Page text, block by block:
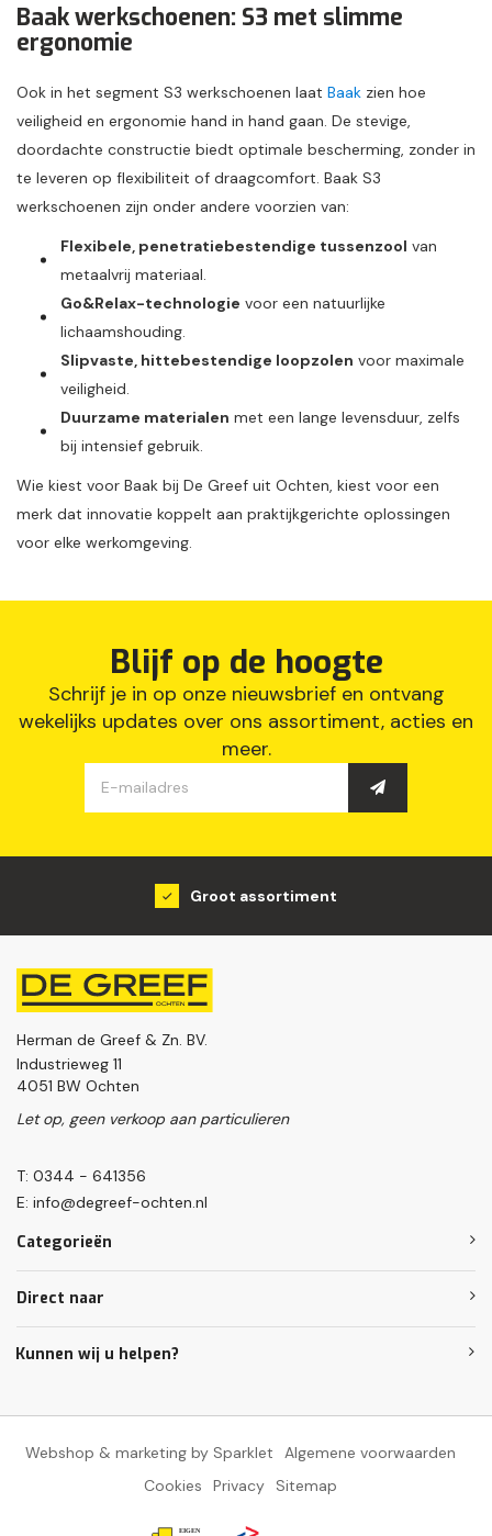
Baak werkschoenen: S3 met slimme
ergonomie
Ook in het segment S3 werkschoenen laat Baak zien hoe
veiligheid en ergonomie hand in hand gaan. De stevige,
doordachte constructie biedt optimale bescherming, zonder in
te leveren op flexibiliteit of draagcomfort. Baak S3
werkschoenen zijn onder andere voorzien van:
Flexibele, penetratiebestendige tussenzool van
metaalvrij materiaal.
Go&Relax-technologie voor een natuurlijke
lichaamshouding.
Slipvaste, hittebestendige loopzolen voor maximale
veiligheid.
Duurzame materialen met een lange levensduur, zelfs
bij intensief gebruik.
Wie kiest voor Baak bij De Greef uit Ochten, kiest voor een
merk dat innovatie koppelt aan praktijkgerichte oplossingen
voor elke werkomgeving.
Blijf op de hoogte
Schrijf je in op onze nieuwsbrief en ontvang
wekelijks updates over ons assortiment, acties en
meer.
Groot assortiment
Herman de Greef & Zn. BV.
Industrieweg 11
4051 BW Ochten
Let op, geen verkoop aan particulieren
T: 0344 - 641356
E: info@degreef-ochten.nl
Categorieën
Direct naar
Kunnen wij u helpen?
Webshop & marketing by Sparklet
Algemene voorwaarden
Cookies
Privacy Sitemap